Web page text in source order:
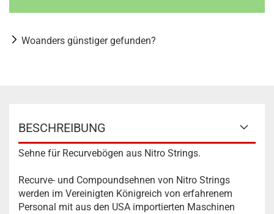
Woanders günstiger gefunden?
BESCHREIBUNG
Sehne für Recurvebögen aus Nitro Strings.
Recurve- und Compoundsehnen von Nitro Strings
werden im Vereinigten Königreich von erfahrenem
Personal mit aus den USA importierten Maschinen